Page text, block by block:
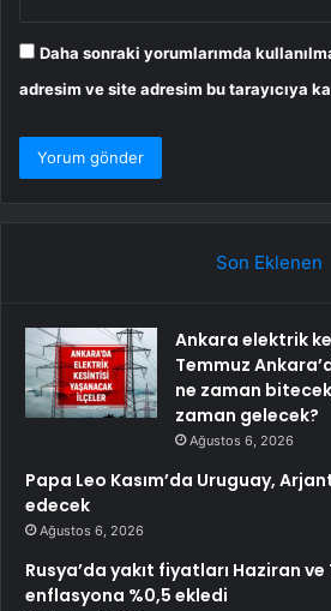
Daha sonraki yorumlarımda
adresim ve site adresim bu tarayıcıya
Son Eklenen
Ankara elektrik
Temmuz
ne zaman
zaman gelecek?
Ağustos 6, 2026
Papa Leo Kasım’da Uruguay,
edecek
Ağustos 6, 2026
Rusya’da yakıt fiyatları Haziran ve
enflasyona %0,5 ekledi